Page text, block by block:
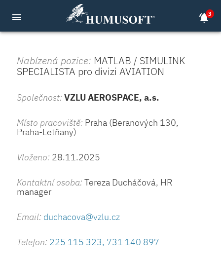
menu notifications_active3
Nabízená pozice: MATLAB / SIMULINK
SPECIALISTA pro divizi AVIATION
Společnost: VZLU AEROSPACE, a.s.
Místo pracoviště: Praha (Beranových 130,
Praha-Letňany)
Vloženo: 28.11.2025
Kontaktní osoba: Tereza Ducháčová, HR
manager
Email: duchacova@vzlu.cz
Telefon: 225 115 323, 731 140 897